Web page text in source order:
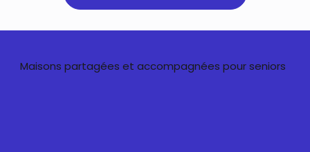
Maisons partagées et accompagnées pour seniors